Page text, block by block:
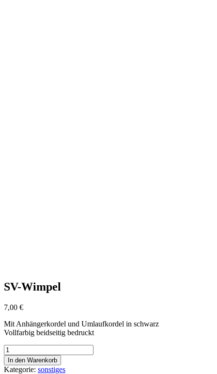
SV-Wimpel
7,00 €
Mit Anhängerkordel und Umlaufkordel in schwarz
Vollfarbig beidseitig bedruckt
SV-
Wimpel
Menge
In den Warenkorb
Kategorie: sonstiges